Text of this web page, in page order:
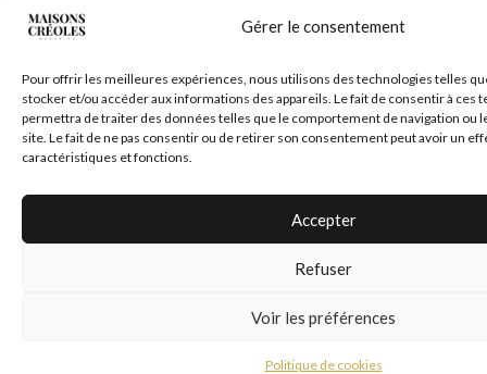
Gérer le consentement
Pour offrir les meilleures expériences, nous utilisons des technologies telles
stocker et/ou accéder aux informations des appareils. Le fait de consentir à ces
permettra de traiter des données telles que le comportement de navigation ou
site. Le fait de ne pas consentir ou de retirer son consentement peut avoir un
caractéristiques et fonctions.
Accepter
Refuser
Voir les préférences
Politique de cookies
Site web